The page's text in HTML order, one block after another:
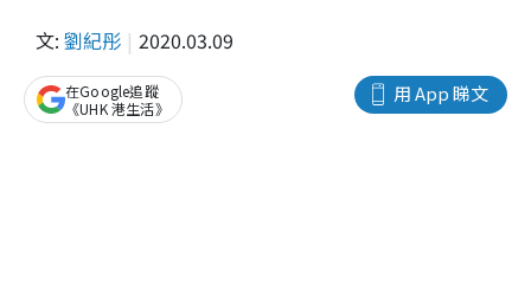
文: 劉紀彤 2020.03.09
用 App 睇文
在Google追蹤
《UHK 港生活》